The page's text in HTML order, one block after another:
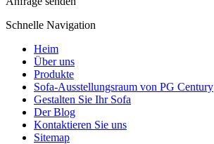
Schnelle Navigation
Heim
Über uns
Produkte
Sofa-Ausstellungsraum von PG Century
Gestalten Sie Ihr Sofa
Der Blog
Kontaktieren Sie uns
Sitemap